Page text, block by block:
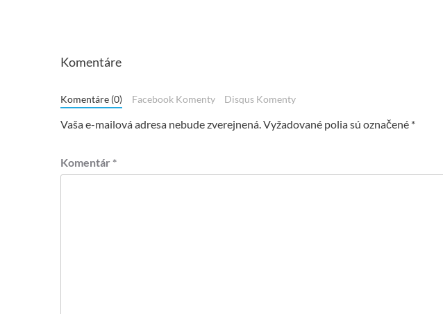
Komentáre
Komentáre (0) Facebook Komenty Disqus Komenty
Vaša e-mailová adresa nebude zverejnená.Vyžadované polia sú označené *
Komentár *